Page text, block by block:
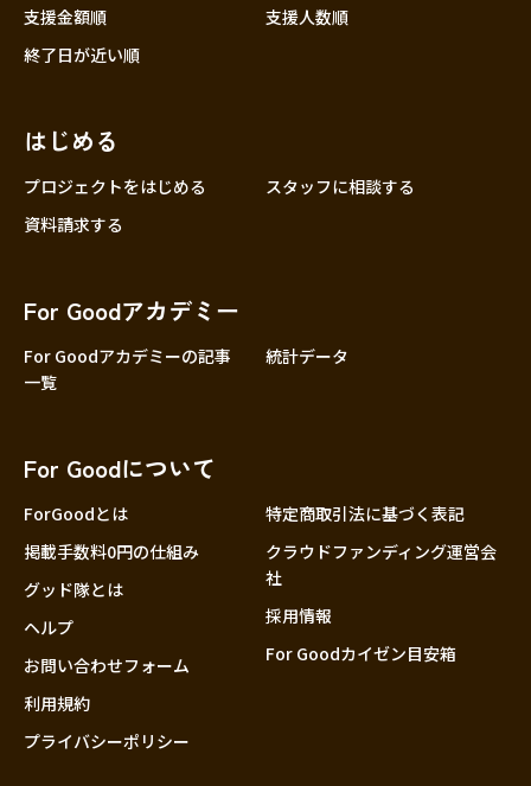
支援金額順
支援人数順
終了日が近い順
はじめる
プロジェクトをはじめる
スタッフに相談する
資料請求する
For Goodアカデミー
For Goodアカデミーの記事
一覧
統計データ
For Goodについて
ForGoodとは
掲載手数料0円の仕組み
グッド隊とは
ヘルプ
お問い合わせフォーム
利用規約
プライバシーポリシー
特定商取引法に基づく表記
クラウドファンディング運営会
社
採用情報
For Goodカイゼン目安箱